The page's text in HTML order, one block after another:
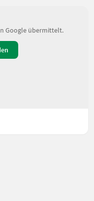
Google übermittelt.